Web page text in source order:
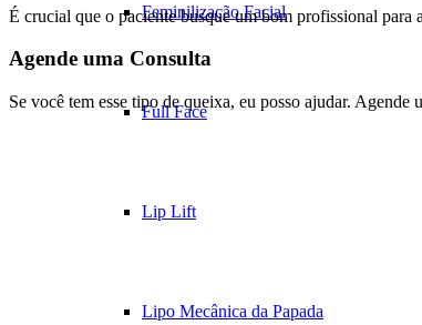
Feminilização Facial
Full Face
Lip Lift
Lipo Mecânica da Papada
É crucial que o paciente busque um bom profissional para
Agende uma Consulta
Se você tem esse tipo de queixa, eu posso ajudar.